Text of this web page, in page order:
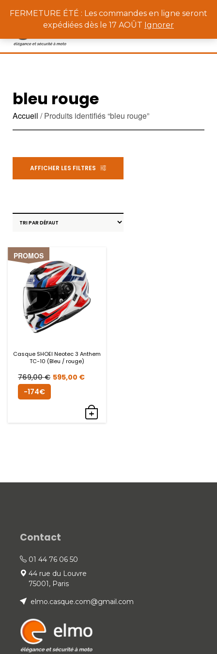
FERMETURE ÉTÉ : Les commandes en ligne seront
expédiées dès le 17 AOÛT Ignorer
bleu rouge
Accueil / Produits identifiés “bleu rouge”
PROMOS
Casque SHOEI Neotec 3 Anthem
TC-10 (Bleu / rouge)
769,00€ Le
595,00 €Le
actuel
est :
-174€
Contact
01 44 76 06 50
44 rue du Louvre
75001, Paris
elmo.casque.com@gmail.com